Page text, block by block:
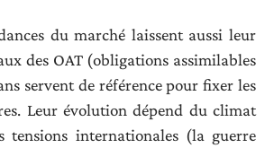
du marché laissent aussi leur
des OAT (obligations assimilables
servent de référence pour fixer les
Leur évolution dépend du climat
tensions internationales (la guerre